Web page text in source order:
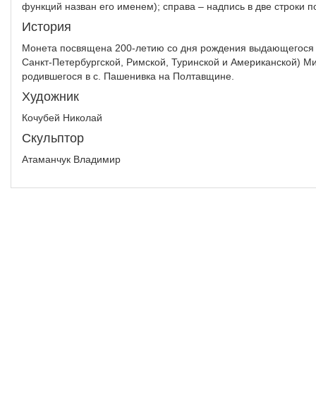
функций назван его именем); справа – надпись в две
История
Монета посвящена 200-летию со дня рождения выдающегося
Санкт-Петербургской, Римской, Туринской и Американской)
родившегося в с. Пашенивка на Полтавщине.
Художник
Кочубей Николай
Скульптор
Атаманчук Владимир